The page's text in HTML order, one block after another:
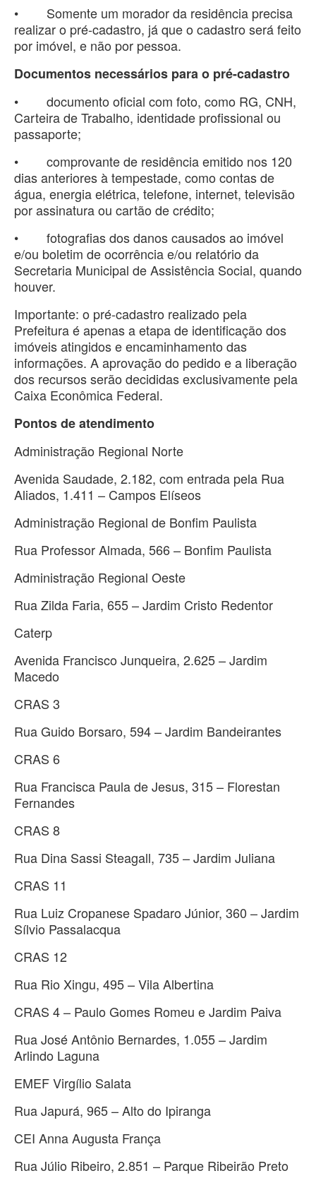
• Somente um morador da residência precisa
realizar o pré-cadastro, já que o cadastro será feito
por imóvel, e não por pessoa.
Documentos necessários para o pré-cadastro
• documento oficial com foto, como RG, CNH,
Carteira de Trabalho, identidade profissional ou
passaporte;
• comprovante de residência emitido nos 120
dias anteriores à tempestade, como contas de
água, energia elétrica, telefone, internet, televisão
por assinatura ou cartão de crédito;
• fotografias dos danos causados ao imóvel
e/ou boletim de ocorrência e/ou relatório da
Secretaria Municipal de Assistência Social, quando
houver.
Importante: o pré-cadastro realizado pela
Prefeitura é apenas a etapa de identificação dos
imóveis atingidos e encaminhamento das
informações. A aprovação do pedido e a liberação
dos recursos serão decididas exclusivamente pela
Caixa Econômica Federal.
Pontos de atendimento
Administração Regional Norte
Avenida Saudade, 2.182, com entrada pela Rua
Aliados, 1.411 – Campos Elíseos
Administração Regional de Bonfim Paulista
Rua Professor Almada, 566 – Bonfim Paulista
Administração Regional Oeste
Rua Zilda Faria, 655 – Jardim Cristo Redentor
Caterp
Avenida Francisco Junqueira, 2.625 – Jardim
Macedo
CRAS 3
Rua Guido Borsaro, 594 – Jardim Bandeirantes
CRAS 6
Rua Francisca Paula de Jesus, 315 – Florestan
Fernandes
CRAS 8
Rua Dina Sassi Steagall, 735 – Jardim Juliana
CRAS 11
Rua Luiz Cropanese Spadaro Júnior, 360 – Jardim
Sílvio Passalacqua
CRAS 12
Rua Rio Xingu, 495 – Vila Albertina
CRAS 4 – Paulo Gomes Romeu e Jardim Paiva
Rua José Antônio Bernardes, 1.055 – Jardim
Arlindo Laguna
EMEF Virgílio Salata
Rua Japurá, 965 – Alto do Ipiranga
CEI Anna Augusta França
Rua Júlio Ribeiro, 2.851 – Parque Ribeirão Preto